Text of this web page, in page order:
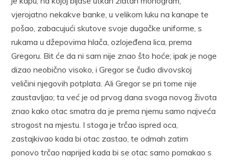
vjerojatno nekakve banke, u velikom luku na kanape te
pošao, zabacujući skutove svoje dugačke uniforme, s
rukama u džepovima hlača, ozlojeđena lica, prema
Gregoru. Bit će da ni sam nije znao što hoće; ipak je noge
dizao neobično visoko, i Gregor se čudio divovskoj
veličini njegovih potplata. Ali Gregor se pri tome nije
zaustavljao; ta već je od prvog dana svoga novog života
znao kako otac smatra da je prema njemu samo najveća
strogost na mjestu. I stoga je trčao ispred oca,
zastajkivao kada bi otac zastao, te odmah zatim
ponovo trčao naprijed kada bi se otac samo pomakao s